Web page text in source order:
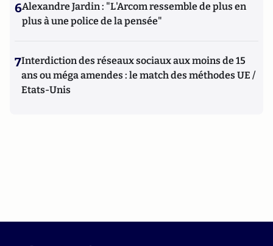
6Alexandre Jardin : "L'Arcom ressemble de plus en
plus à une police de la pensée"
7Interdiction des réseaux sociaux aux moins de 15
ans ou méga amendes : le match des méthodes UE /
Etats-Unis